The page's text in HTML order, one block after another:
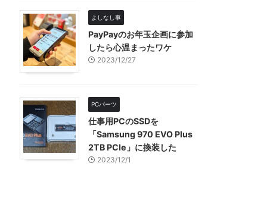
よしなし事
PayPayのお年玉企画に参加
したら心温まったワケ
2023/12/27
PCパーツ
仕事用PCのSSDを
「Samsung 970 EVO Plus
2TB PCIe」に換装した
2023/12/1